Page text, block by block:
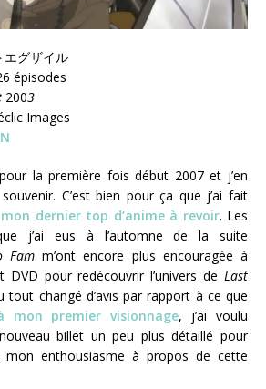
エグザイル
épisodes
2003
Images
la première fois début 2007 et j’en
C’est bien pour ça que j’ai fait
mon dernier top d’anime à revoir. Les
j’ai eus à l’automne de la suite
Famm’ont encore plus encouragée à
pour redécouvrir l’univers de Last
tout changé d’avis par rapport à ce que
mon premier visionnage, j’ai voulu
billet un peu plus détaillé pour
mon enthousiasme à propos de cette